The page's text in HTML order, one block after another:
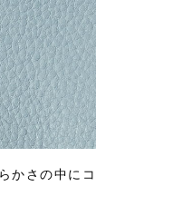
かさの中にコ